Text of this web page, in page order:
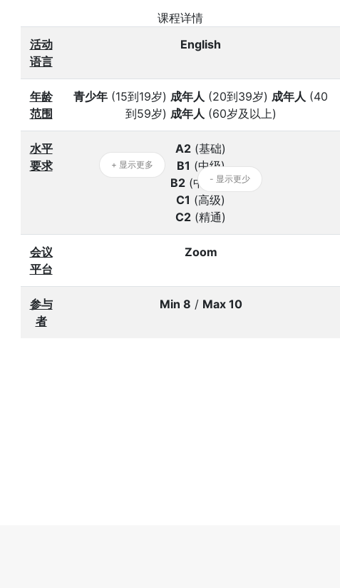
课程详情
活动
语言
English
年龄
范围
青少年 (15到19岁) 成年人 (20到39岁) 成年人 (40
到59岁) 成年人 (60岁及以上)
水平
要求
A2 (基础)
B1 (中级)
B2(中高级)
C1 (高级)
C2 (精通)
会议
平台
Zoom
参与
者
Min 8 / Max 10
+ 显示更多
- 显示更少